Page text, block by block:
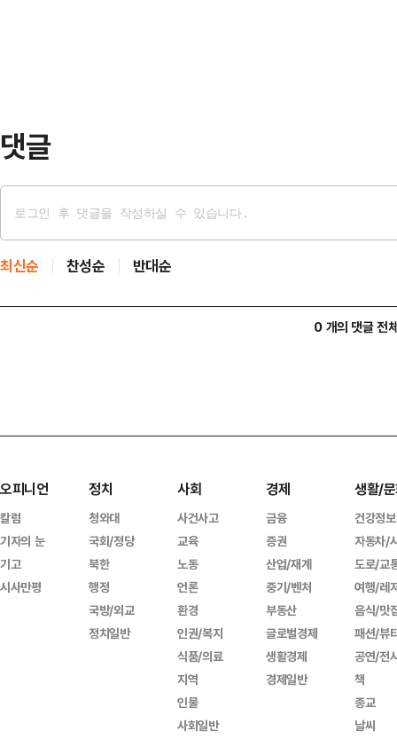
댓글
최신순 찬성순 반대순
0 개의 댓글 전
오피니언
칼럼
기자의 눈
기고
시사만평
정치
청와대
국회/정당
북한
행정
국방/외교
정치일반
사회
사건사고
교육
노동
언론
환경
인권/복지
식품/의료
지역
인물
사회일반
경제
금융
증권
산업/재계
중기/벤처
부동산
글로벌경제
생활경제
경제일반
생활/
건강정보
자동차/
도로/교
여행/레
음식/맛
패션/뷰
공연/전
책
종교
날씨